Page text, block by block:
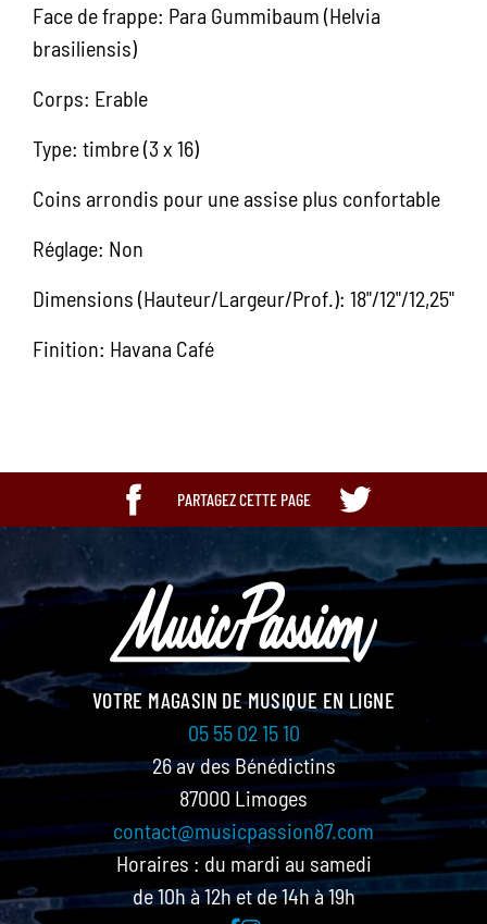
Face de frappe: Para Gummibaum (Helvia
brasiliensis)
Corps: Erable
Type: timbre (3 x 16)
Coins arrondis pour une assise plus confortable
Réglage: Non
Dimensions (Hauteur/Largeur/Prof.): 18"/12"/12,25"
Finition: Havana Café
PARTAGEZ CETTE PAGE
VOTRE MAGASIN DE MUSIQUE EN LIGNE
05 55 02 15 10
26 av des Bénédictins
87000 Limoges
contact@musicpassion87.com
Horaires : du mardi au samedi
de 10h à 12h et de 14h à 19h